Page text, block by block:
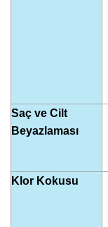
Saç ve Cilt
Beyazlaması
Klor Kokusu